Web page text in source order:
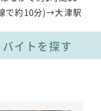
で約10分)→大津駅
イトを探す